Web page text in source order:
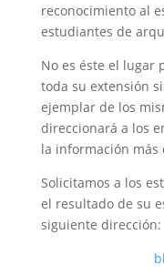
reconocimiento al
estudiantes de
No es éste el lugar
toda su extensión
ejemplar de los
direccionará a los
la información más
Solicitamos a los
el resultado de su
siguiente dirección: